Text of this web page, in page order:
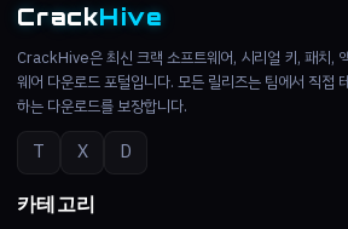
CrackHive
CrackHive은 최신 크랙 소프트웨어, 시리얼 키, 패치,
웨어 다운로드 포털입니다. 모든 릴리즈는 팀에서 직접
하는 다운로드를 보장합니다.
T X D
카테고리